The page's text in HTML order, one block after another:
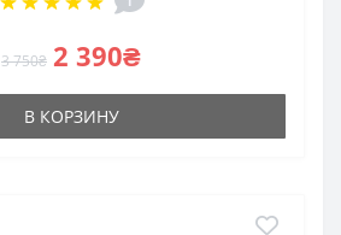
3 750₴ 2 390₴
В КОРЗИНУ